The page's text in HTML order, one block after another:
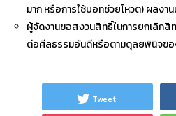
มาก หรือการใช้บอทช่วยโหวต) ผลง
ผู้จัดงานขอสงวนสิทธิ์ในการยกเลิกสิ
ต่อศีลธรรมอันดีหรือตามดุลยพินิจข
Tweet